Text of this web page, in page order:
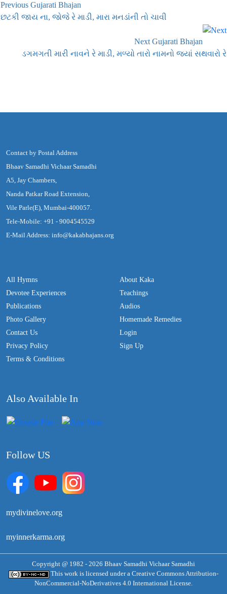
Previous Gujarati Bhajan
છટકી જાય ના, જોજે રે માડી, મારા મનડાંની તો ચાવી
Next Gujarati Bhajan
ડગમગતી મારી નાવને રે માડી, મળ્યો તારો નામનો જ્યાં સથવારો રે
Contact by Postal Address
Bhaav Samadhi Vichaar Samadhi
A5, Jay Chambers,
Nanda Patkar Road Extension,
Vile Parle(E), Mumbai-400057.
Tele-Mobile: +91 - 9004545529
E-Mail Address: info@kakabhajans.org
All Hymns
Devotee Experiences
Publications
Photo Gallery
Contact Us
Privacy Policy
Terms & Conditions
About Kaka
Teachings
Audios
Homemade Remedies
Login
Sign Up
Also Available In
Follow US
mydivinelove.org
myinnerkarma.org
Copyright @ 1982 - 2026 Bhaav Samadhi Vichaar Samadhi
This work is licensed under a Creative Commons Attribution-
NonCommercial-NoDerivatives 4.0 International License.